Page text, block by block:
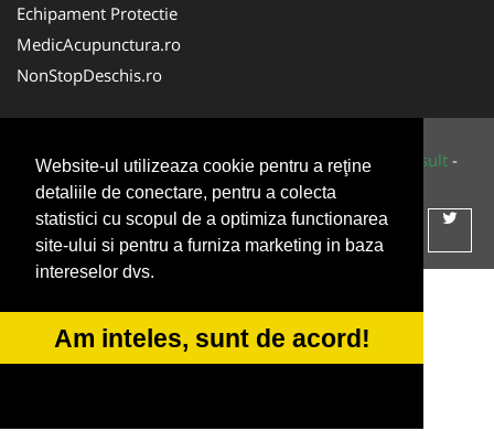
Website-ul utilizeaza cookie pentru a reţine
detaliile de conectare, pentru a colecta
statistici cu scopul de a optimiza functionarea
site-ului si pentru a furniza marketing in baza
intereselor dvs.
Am inteles, sunt de acord!
Echipament Protectie
MedicAcupunctura.ro
NonStopDeschis.ro
© 2014-2026 Powered byVilonMedia& Tokaido Consult -
ANPC SOL